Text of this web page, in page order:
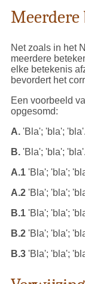
Meerdere
Net zoals in het
meerdere
elke betekenis
bevordert het
Een voorbeeld
opgesomd:
A.'Bla'; 'bla'; 'bla'.
B.'Bla'; 'bla'; 'bla'.
A.1'Bla'; 'bla';
A.2'Bla'; 'bla';
B.1'Bla'; 'bla';
B.2'Bla'; 'bla';
B.3'Bla'; 'bla';